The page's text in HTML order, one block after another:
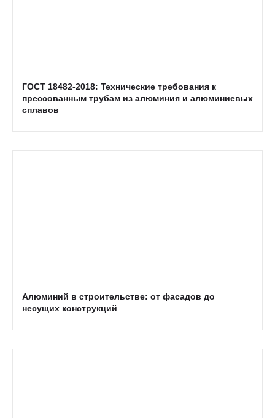
ГОСТ 18482-2018: Технические требования к
прессованным трубам из алюминия и алюминиевых
сплавов
Алюминий в строительстве: от фасадов до
несущих конструкций